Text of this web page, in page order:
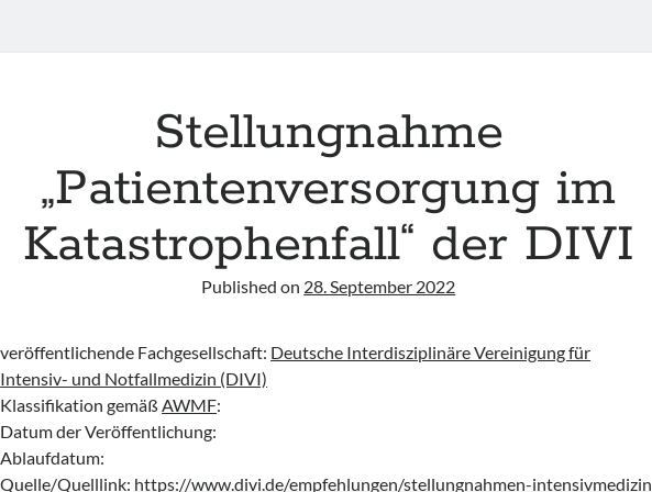
Stellungnahme
„Patientenversorgung im
Katastrophenfall“ der DIVI
Published on 28. September 2022
veröffentlichende Fachgesellschaft: Deutsche Interdisziplinäre Vereinigung für
Intensiv- und Notfallmedizin (DIVI)
Klassifikation gemäßAWMF:
Datum der Veröffentlichung:
Ablaufdatum:
Quelle/Quelllink: https://www.divi.de/empfehlungen/stellungnahmen-intensivmedizin